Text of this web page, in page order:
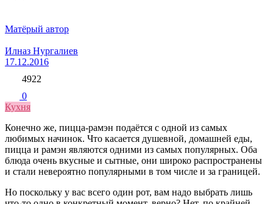
Матёрый автор
Илназ Нургалиев
17.12.2016
4922
0
Кухня
Конечно же, пицца-рамэн подаётся с одной из самых
любимых начинок. Что касается душевной, домашней еды,
пицца и рамэн являются одними из самых популярных. Оба
блюда очень вкусные и сытные, они широко распространены
и стали невероятно популярными в том числе и за границей.
Но поскольку у вас всего один рот, вам надо выбрать лишь